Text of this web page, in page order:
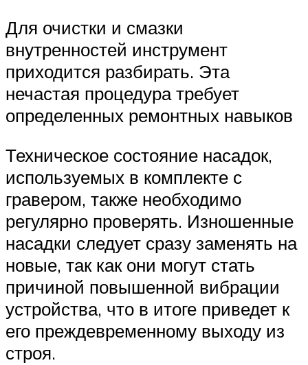
Для очистки и смазки
внутренностей инструмент
приходится разбирать. Эта
нечастая процедура требует
определенных ремонтных навыков
Техническое состояние насадок,
используемых в комплекте с
гравером, также необходимо
регулярно проверять. Изношенные
насадки следует сразу заменять на
новые, так как они могут стать
причиной повышенной вибрации
устройства, что в итоге приведет к
его преждевременному выходу из
строя.